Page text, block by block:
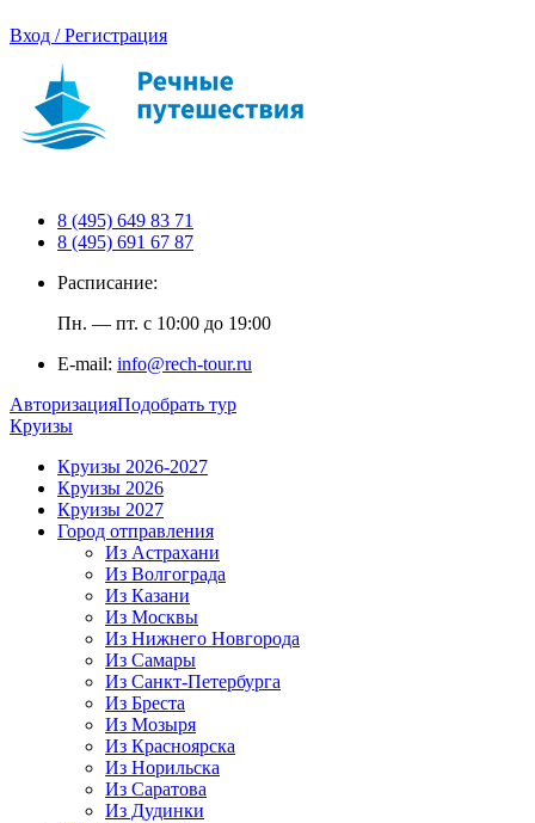
Вход / Регистрация
8 (495) 649 83 71
8 (495) 691 67 87
Расписание:
Пн. — пт. с 10:00 до 19:00
E-mail: info@rech-tour.ru
АвторизацияПодобрать тур
Круизы
Круизы 2026-2027
Круизы 2026
Круизы 2027
Город отправления
Из Астрахани
Из Волгограда
Из Казани
Из Москвы
Из Нижнего Новгорода
Из Самары
Из Санкт-Петербурга
Из Бреста
Из Мозыря
Из Красноярска
Из Норильска
Из Саратова
Из Дудинки